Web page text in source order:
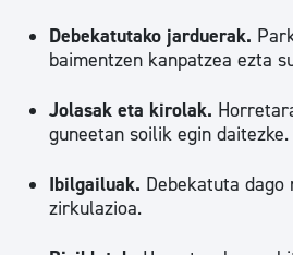
Debekatutako jarduerak.
baimentzen kanpatzea ezta
Jolasak eta kirolak.
guneetan soilik egin daitezke.
Ibilgailuak. Debekatuta
zirkulazioa.